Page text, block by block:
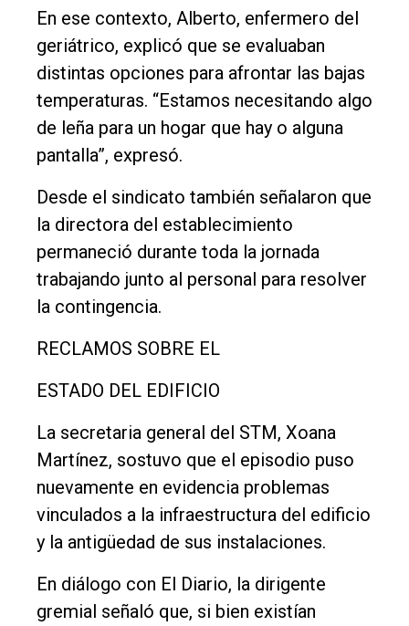
En ese contexto, Alberto, enfermero del
geriátrico, explicó que se evaluaban
distintas opciones para afrontar las bajas
temperaturas. “Estamos necesitando algo
de leña para un hogar que hay o alguna
pantalla”, expresó.
Desde el sindicato también señalaron que
la directora del establecimiento
permaneció durante toda la jornada
trabajando junto al personal para resolver
la contingencia.
RECLAMOS SOBRE EL
ESTADO DEL EDIFICIO
La secretaria general del STM, Xoana
Martínez, sostuvo que el episodio puso
nuevamente en evidencia problemas
vinculados a la infraestructura del edificio
y la antigüedad de sus instalaciones.
En diálogo con El Diario, la dirigente
gremial señaló que, si bien existían